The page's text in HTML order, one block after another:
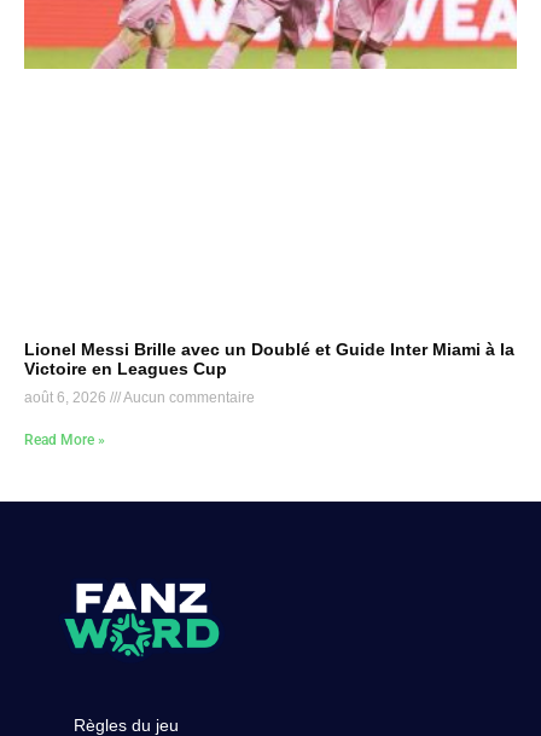
Lionel Messi Brille avec un Doublé et Guide Inter Miami à la
Victoire en Leagues Cup
août 6, 2026 Aucun commentaire
Read More »
Règles du jeu